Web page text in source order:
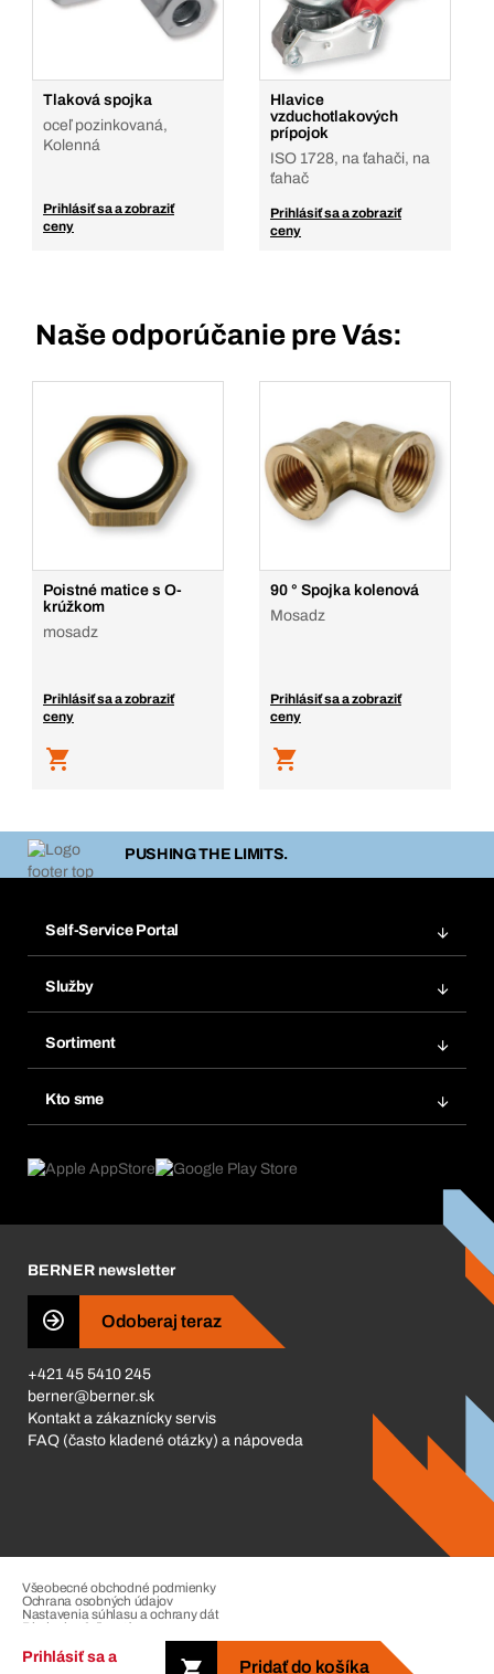
Prihlásiť sa a
Pridať do košíka
Tlaková spojka
oceľ pozinkovaná,
Kolenná
Prihlásiť sa a zobraziť
ceny
Hlavice
vzduchotlakových
prípojok
ISO 1728, na ťahači, na
ťahač
Prihlásiť sa a zobraziť
ceny
Naše odporúčanie pre Vás:
Poistné matice s O-
krúžkom
mosadz
Prihlásiť sa a zobraziť
ceny
90 ° Spojka kolenová
Mosadz
Prihlásiť sa a zobraziť
ceny
PUSHING THE LIMITS.
Self-Service Portal
Obľúbené
Opakované objednávky
Predplatné
Služby
Chemická databáza
eProcurement
Produktový poradca
Sortiment
Kto sme
Čo nás poháňa
Business Conduct
BERNER newsletter
Odoberaj teraz
+421 45 5410 245
berner@berner.sk
Kontakt a zákaznícky servis
FAQ (často kladené otázky) a nápoveda
Všeobecné obchodné podmienky
Ochrana osobných údajov
Nastavenia súhlasu a ochrany dát
Riadenie sťažností